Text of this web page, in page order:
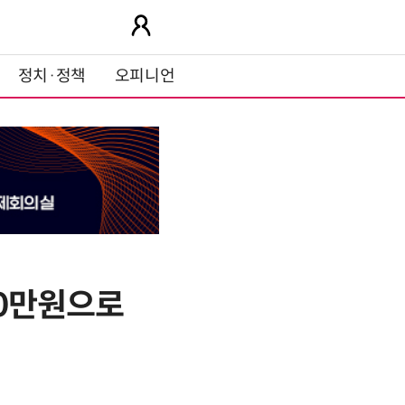
정치·정책 오피니언
원으로